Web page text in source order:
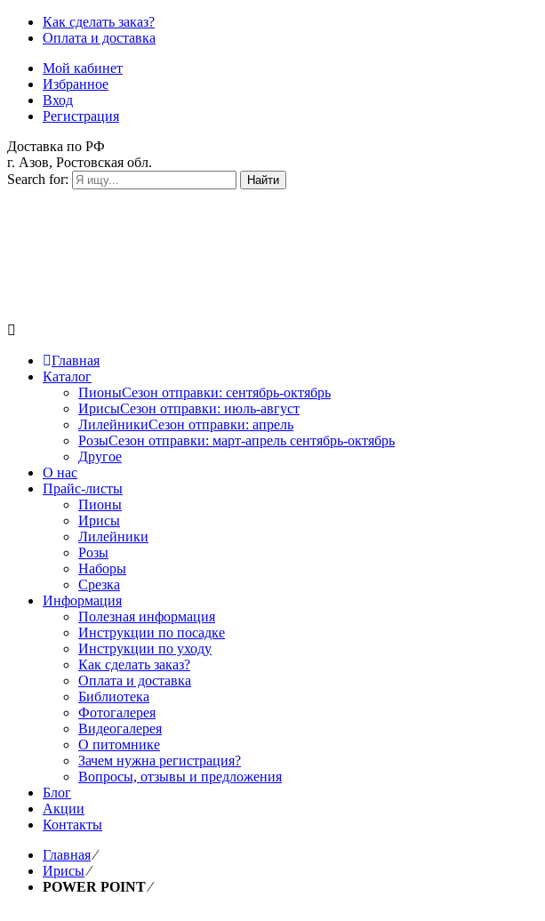
Как сделать заказ?
Оплата и доставка
Мой кабинет
Избранное
Вход
Регистрация
Доставка по РФ
г. Азов, Ростовская обл.
Search for:
Найти
Главная
Каталог
ПионыСезон отправки: сентябрь-октябрь
ИрисыСезон отправки: июль-август
ЛилейникиСезон отправки: апрель
РозыСезон отправки: март-апрель сентябрь-октябрь
Другое
О нас
Прайс-листы
Пионы
Ирисы
Лилейники
Розы
Наборы
Срезка
Информация
Полезная информация
Инструкции по посадке
Инструкции по уходу
Как сделать заказ?
Оплата и доставка
Библиотека
Фотогалерея
Видеогалерея
О питомнике
Зачем нужна регистрация?
Вопросы, отзывы и предложения
Блог
Акции
Контакты
Главная⁄
Ирисы⁄
POWER POINT⁄